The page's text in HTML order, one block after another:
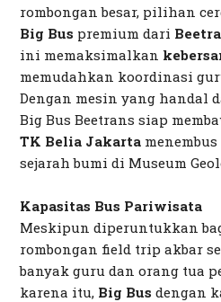
rombongan besar, pilihan
Big Bus premium dari
ini memaksimalkan
memudahkan koordinasi
Dengan mesin yang handal
Big Bus Beetrans siap
TK Belia Jakarta
sejarah bumi di Museum
Kapasitas Bus Pariwisata
Meskipun diperuntukkan
rombongan field trip akbar
banyak guru dan orang tua
karena itu, Big Bus dengan